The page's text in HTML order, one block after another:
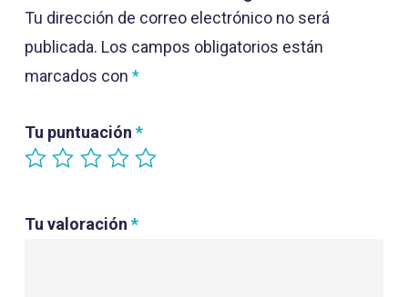
Tu dirección de correo electrónico no será
publicada. Los campos obligatorios están
marcados con *
Tu puntuación *
Tu valoración *